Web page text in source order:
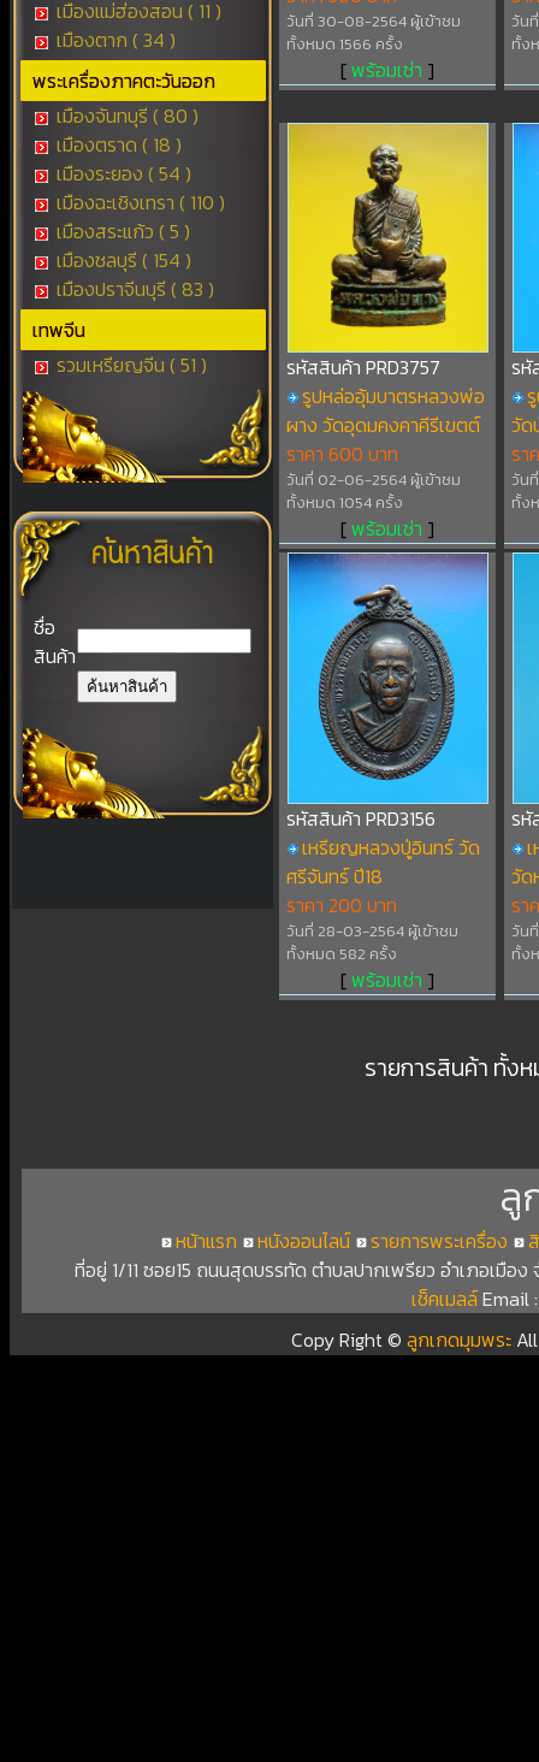
เมืองแม่ฮ่องสอน ( 11 )
เมืองตาก ( 34 )
พระเครื่องภาคตะวันออก
เมืองจันทบุรี ( 80 )
เมืองตราด ( 18 )
เมืองระยอง ( 54 )
เมืองฉะเชิงเทรา ( 110 )
เมืองสระแก้ว ( 5 )
เมืองชลบุรี ( 154 )
เมืองปราจีนบุรี ( 83 )
เทพจีน
รวมเหรียญจีน ( 51 )
ชื่อ
สินค้า
วันที่ 30-08-2564 ผู้เข้าชม
ทั้งหมด 1566 ครั้ง
[พร้อมเช่า ]
วัน
ทั้ง
รหัสสินค้า PRD3757
รูปหล่ออุ้มบาตรหลวงพ่อ
ผาง วัดอุดมคงคาคีรีเขตต์
ราคา 600 บาท
วันที่ 02-06-2564 ผู้เข้าชม
ทั้งหมด 1054 ครั้ง
[พร้อมเช่า ]
รหั
วัด
รา
วัน
ทั้ง
รหัสสินค้า PRD3156
เหรียญหลวงปู่อินทร์ วัด
ศรีจันทร์ ปี18
ราคา 200 บาท
วันที่ 28-03-2564 ผู้เข้าชม
ทั้งหมด 582 ครั้ง
[พร้อมเช่า ]
รหั
วัด
รา
วัน
ทั้ง
รายการสินค้า ทั้ง
ลู
หน้าแรก หนังออนไลน์ รายการพระเครื่อง
ที่อยู่ 1/11 ซอย15 ถนนสุดบรรทัด ตำบลปากเพรียว อำเภอเมือ
เช็คเมลล์Email
Copy Right ©ลูกเกดมุมพระ